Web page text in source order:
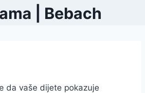
| Bebach
da vaše dijete pokazuje